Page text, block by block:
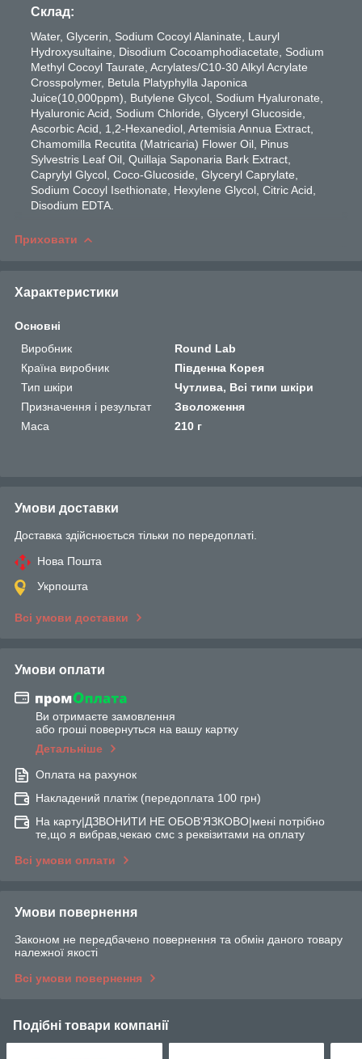
Склад:
Water, Glycerin, Sodium Cocoyl Alaninate, Lauryl
Hydroxysultaine, Disodium Cocoamphodiacetate, Sodium
Methyl Cocoyl Taurate, Acrylates/C10-30 Alkyl Acrylate
Crosspolymer, Betula Platyphylla Japonica
Juice(10,000ppm), Butylene Glycol, Sodium Hyaluronate,
Hyaluronic Acid, Sodium Chloride, Glyceryl Glucoside,
Ascorbic Acid, 1,2-Hexanediol, Artemisia Annua Extract,
Chamomilla Recutita (Matricaria) Flower Oil, Pinus
Sylvestris Leaf Oil, Quillaja Saponaria Bark Extract,
Caprylyl Glycol, Coco-Glucoside, Glyceryl Caprylate,
Sodium Cocoyl Isethionate, Hexylene Glycol, Citric Acid,
Disodium EDTA.
Приховати
Характеристики
Основні
Виробник
Round Lab
Країна виробник
Південна Корея
Тип шкіри
Чутлива, Всі типи шкіри
Призначення і результат
Зволоження
Маса
210 г
Умови доставки
Доставка здійснюється тільки по передоплаті.
Нова Пошта
Укрпошта
Всі умови доставки
Умови оплати
Ви отримаєте замовлення
або гроші повернуться на вашу картку
Детальніше
Оплата на рахунок
Накладений платіж (передоплата 100 грн)
На карту|ДЗВОНИТИ НЕ ОБОВ'ЯЗКОВО|мені потрібно
те,що я вибрав,чекаю смс з реквізитами на оплату
Всі умови оплати
Умови повернення
Законом не передбачено повернення та обмін даного товару
належної якості
Всі умови повернення
Подібні товари компанії